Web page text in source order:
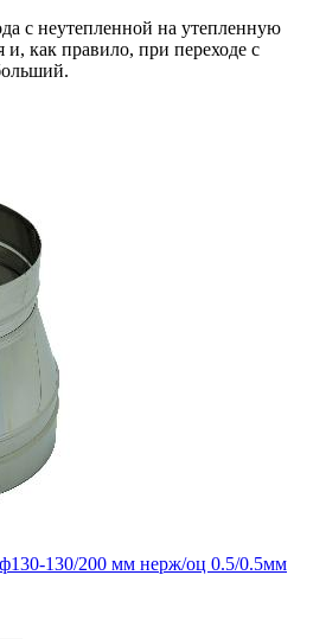
с неутепленной на утепленную
как правило, при переходе с
130/200 мм нерж/оц 0.5/0.5мм